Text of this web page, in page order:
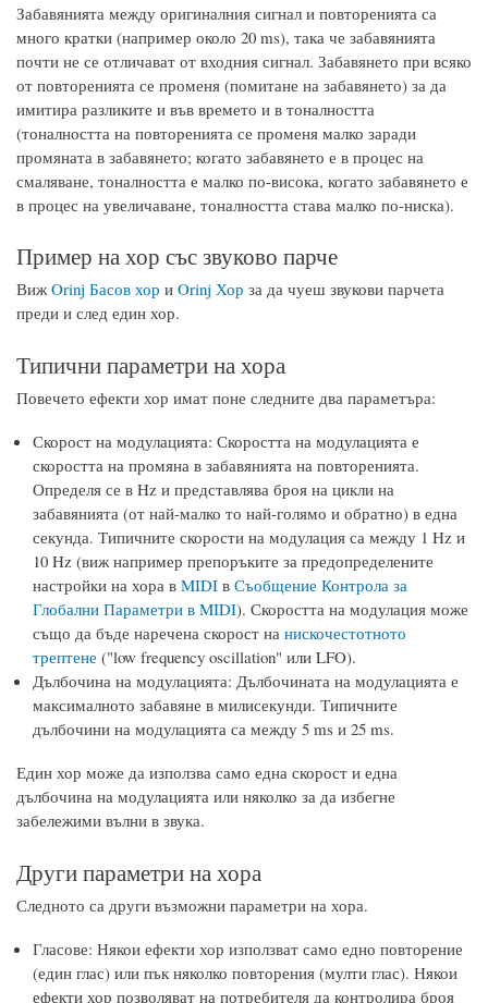
Забавянията между оригиналния сигнал и повторенията са
много кратки (например около 20 ms), така че забавянията
почти не се отличават от входния сигнал. Забавянето при всяко
от повторенията се променя (помитане на забавянето) за да
имитира разликите и във времето и в тоналността
(тоналността на повторенията се променя малко заради
промяната в забавянето; когато забавянето е в процес на
смаляване, тоналността е малко по-висока, когато забавянето е
в процес на увеличаване, тоналността става малко по-ниска).
Пример на хор със звуково парче
ВижOrinj Басов хор и Orinj Хор за да чуеш звукови парчета
преди и след един хор.
Типични параметри на хора
Повечето ефекти хор имат поне следните два параметъра:
Скорост на модулацията: Скоростта на модулацията е
скоростта на промяна в забавянията на повторенията.
Определя се в Hz и представлява броя на цикли на
забавянията (от най-малко то най-голямо и обратно) в една
секунда. Типичните скорости на модулация са между 1 Hz и
10 Hz (виж например препоръките за предопределените
настройки на хора в MIDI в Съобщение Контрола за
Глобални Параметри в MIDI). Скоростта на модулация може
също да бъде наречена скорост на нискочестотното
трептене ("low frequency oscillation" или LFO).
Дълбочина на модулацията: Дълбочината на модулацията е
максималното забавяне в милисекунди. Типичните
дълбочини на модулацията са между 5 ms и 25 ms.
Един хор може да използва само една скорост и една
дълбочина на модулацията или няколко за да избегне
забележими вълни в звука.
Други параметри на хора
Следното са други възможни параметри на хора.
Гласове: Някои ефекти хор използват само едно повторение
(един глас) или пък няколко повторения (мулти глас). Някои
ефекти хор позволяват на потребителя да контролира броя